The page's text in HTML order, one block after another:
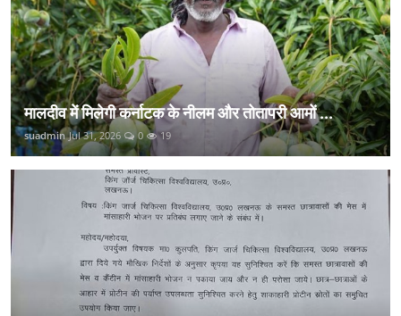
मालदीव में मिलेगी कर्नाटक के नीलम और तोतापरी आमों ...
suadmin Jul 31, 2026 0 19